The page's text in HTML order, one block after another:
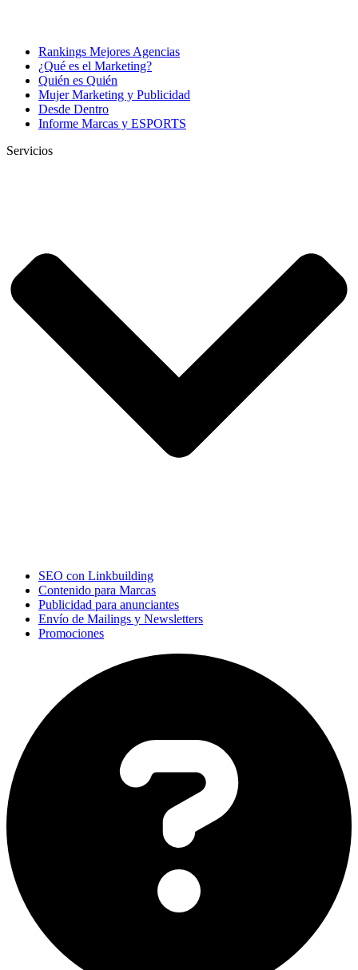
Rankings Mejores Agencias
¿Qué es el Marketing?
Quién es Quién
Mujer Marketing y Publicidad
Desde Dentro
Informe Marcas y ESPORTS
Servicios
SEO con Linkbuilding
Contenido para Marcas
Publicidad para anunciantes
Envío de Mailings y Newsletters
Promociones